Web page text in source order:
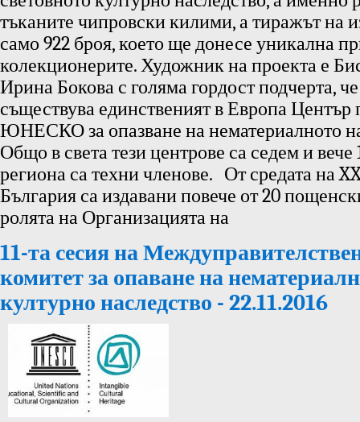
тъканите чипровски килими, а тиражът на
само 922 броя, което ще донесе уникална
колекционерите. Художник на проекта е
Ирина Бокова с голяма гордост подчерта,
съществува единственият в Европа Център
ЮНЕСКО за опазване на нематериалното
Общо в света тези центрове са седем и вече
региона са техни членове. От средата на
България са издавани повече от 20
ролята на Организацията на
11-та сесия на
комитет за опаване на
културно наследство - 22.11.2016